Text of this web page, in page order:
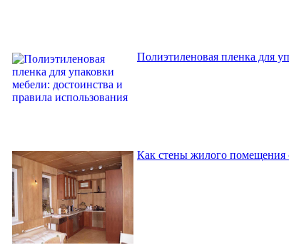
Полиэтиленовая пленка для
Как стены жилого помещения